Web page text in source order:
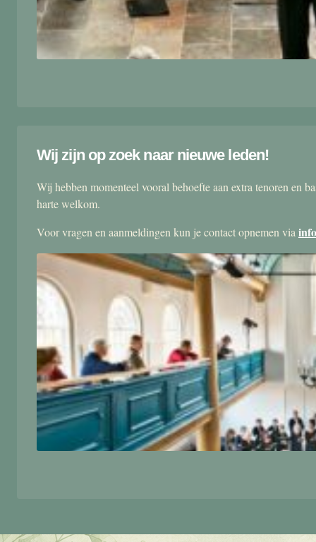
Wij zijn op zoek naar nieuwe leden!
Wij hebben momenteel vooral behoefte aan extra tenoren en
harte welkom.
Voor vragen en aanmeldingen kun je contact opnemen via